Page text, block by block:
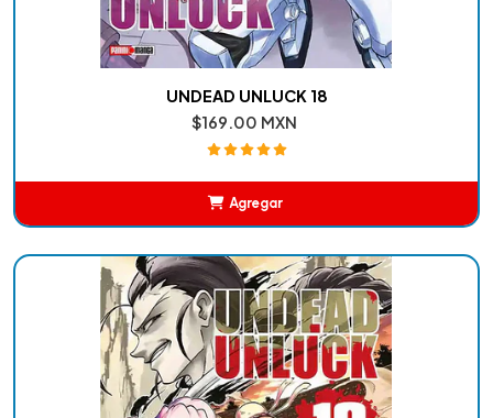
UNDEAD UNLUCK 18
$169.00 MXN
Agregar